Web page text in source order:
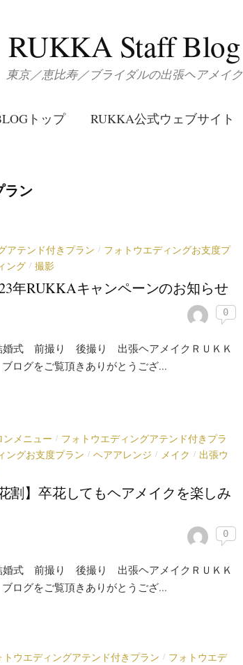
RUKKA Staff Blog
東京／恵比寿／ブライダルの出張ヘアメイク
トップ RUKKA公式ウェブサイト
ラン
アテンド付きプラン / フォトウエディングお支度プ
ング / 撮影
年RUKKAキャンペーンのお知らせ
0
式 前撮り 後撮り 出張ヘアメイクＲＵＫＫ
ログをご覧頂きありがとうござ...
ンメニュー / フォトウエディングアテンド付きプラ
ングお支度プラン / ヘアアレンジ / メイク / 出張ウ
割】卒花してもヘアメイクを楽しみ
0
式 前撮り 後撮り 出張ヘアメイクＲＵＫＫ
ログをご覧頂きありがとうござ...
トウエディングアテンド付きプラン / フォトウエデ